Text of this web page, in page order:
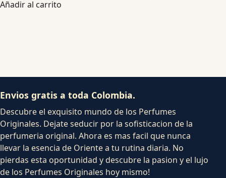
Añadir al carrito
Envios gratis a toda Colombia.
Descubre el exquisito mundo de los Perfumes
Originales. Dejate seducir por la sofisticacion de la
perfumeria original. Ahora es mas facil que nunca
llevar la esencia de Oriente a tu rutina diaria. No
pierdas esta oportunidad y descubre la pasion y el lujo
de los Perfumes Originales hoy mismo!